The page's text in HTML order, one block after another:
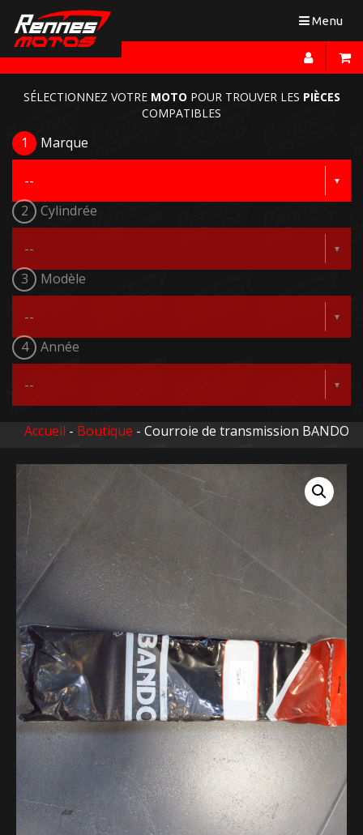
Toggle
Menu
SÉLECTIONNEZ VOTRE MOTO POUR TROUVER LES PIÈCES
COMPATIBLES
1 Marque
2 Cylindrée
3 Modèle
4 Année
Accueil - Boutique - Courroie de transmission BANDO